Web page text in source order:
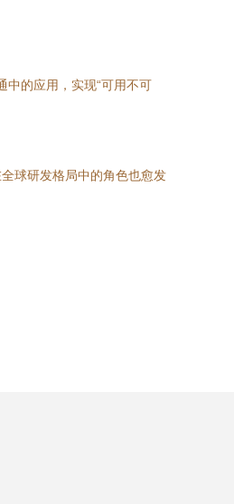
中的应用，实现“可用不可
球研发格局中的角色也愈发